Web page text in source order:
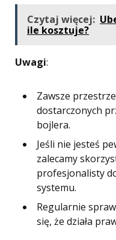
Czytaj więcej:
ile kosztuje?
Uwagi:
Zawsze
dostarczonych
bojlera.
Jeśli nie jesteś
zalecamy
profesjonalisty
systemu.
Regularnie
się, że działa